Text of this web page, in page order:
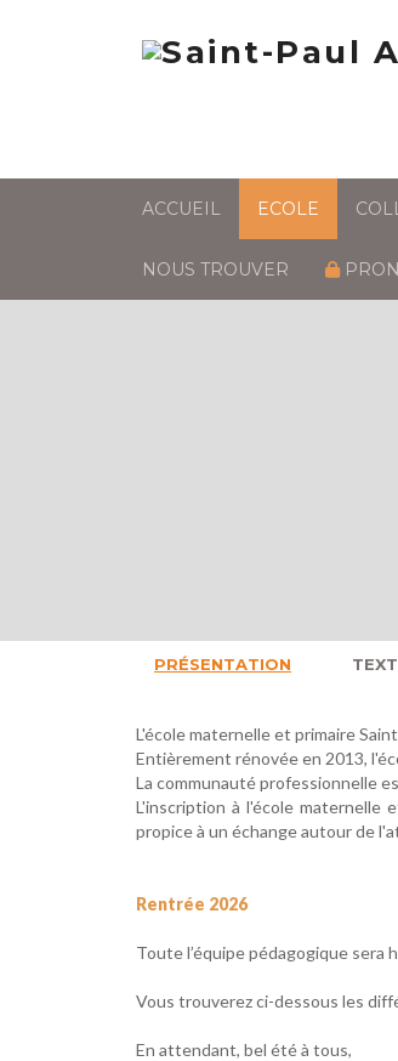
ACCUEIL ECOLE
NOUS TROUVER
PRÉSENTATION
L'école maternelle et primaire
Entièrement rénovée en 2013,
La communauté professionnelle
L'inscription à l'école maternelle
propice à un échange autour de
Rentrée 2026
Toute l’équipe pédagogique sera
Vous trouverez ci-dessous les
En attendant, bel été à tous,